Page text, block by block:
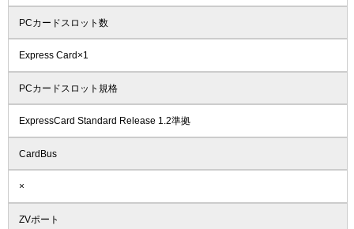
PCカードスロット数
Express Card×1
PCカードスロット規格
ExpressCard Standard Release 1.2準拠
CardBus
×
ZVポート